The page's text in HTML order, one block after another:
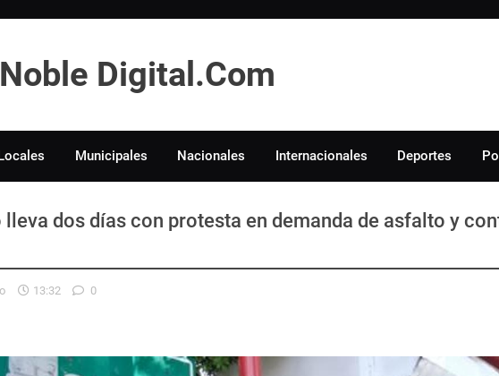
Noble Digital.Com
Municipales Nacionales Internacionales Deportes
dos días con protesta en demanda de asfalto y
13:32 0